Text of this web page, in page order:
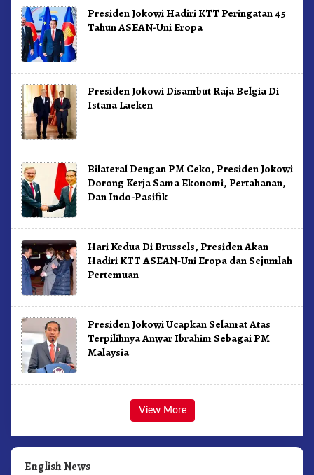
Presiden Jokowi Hadiri KTT Peringatan 45
Tahun ASEAN-Uni Eropa
Presiden Jokowi Disambut Raja Belgia Di
Istana Laeken
Bilateral Dengan PM Ceko, Presiden Jokowi
Dorong Kerja Sama Ekonomi, Pertahanan,
Dan Indo-Pasifik
Hari Kedua Di Brussels, Presiden Akan
Hadiri KTT ASEAN-Uni Eropa dan Sejumlah
Pertemuan
Presiden Jokowi Ucapkan Selamat Atas
Terpilihnya Anwar Ibrahim Sebagai PM
Malaysia
View More
English News